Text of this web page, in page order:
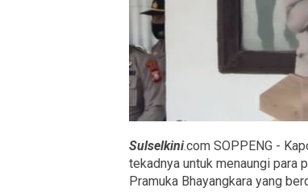
Sulselkini.com SOPPENG -
tekadnya untuk menaungi para
Pramuka Bhayangkara yang